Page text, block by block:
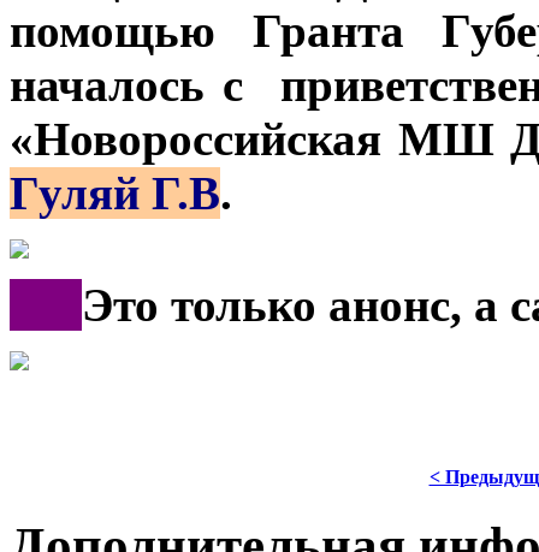
помощью Гранта
началось с
«Новороссийская МШ
Гуляй Г.В.
Это только анонс, а
<